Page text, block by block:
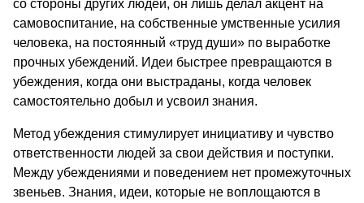
со стороны других людей, он лишь делал акцент на
самовоспитание, на собственные умственные усилия
человека, на постоянный «труд души» по выработке
прочных убеждений. Идеи быстрее превращаются в
убеждения, когда они выстраданы, когда человек
самостоятельно добыл и усвоил знания.
Метод убеждения стимулирует инициативу и чувство
ответственности людей за свои действия и поступки.
Между убеждениями и поведением нет промежуточных
звеньев. Знания, идеи, которые не воплощаются в